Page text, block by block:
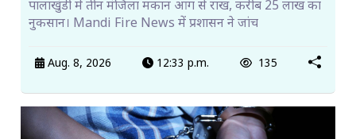
पालाखुंडी में तीन मंजिला मकान आग से राख, करीब 25 लाख का
नुकसान। Mandi Fire News में प्रशासन ने जांच
Aug. 8, 2026 12:33 p.m. 135